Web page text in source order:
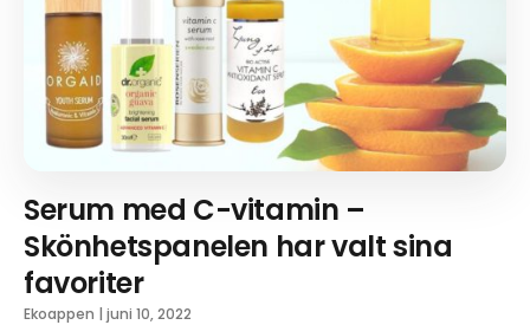
Serum med C-vitamin –
Skönhetspanelen har valt sina
favoriter
Ekoappen | juni 10, 2022